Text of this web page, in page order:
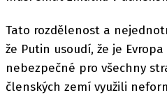
Tato rozdělenost a
že Putin usoudí, že je
nebezpečné pro všechny
členských zemí využili